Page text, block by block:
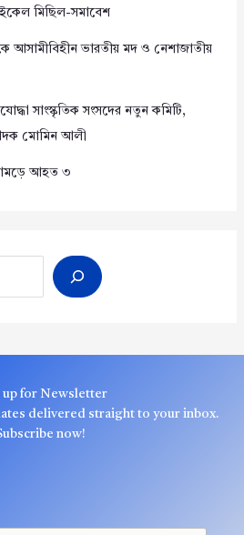
মিছিল-সমাবেশ
আসামীবিহীন ভারতীয় মদ ও নেশাজাতীয়
সাংস্কৃতিক সংসদের নতুন কমিটি,
মোমিন আলী
আহত ৩
up for Newsletter
delivered straight to your inbox.
now!